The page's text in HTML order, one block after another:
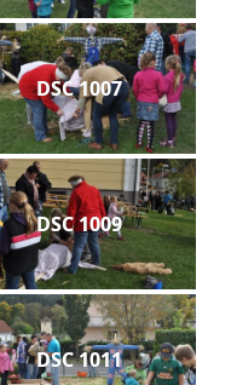
DSC 1007
DSC 1009
DSC 1011